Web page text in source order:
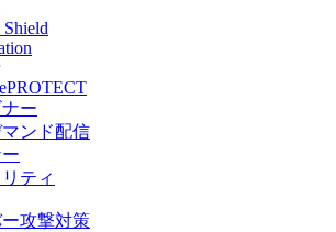
ー
ンド配信
ティ
攻撃対策